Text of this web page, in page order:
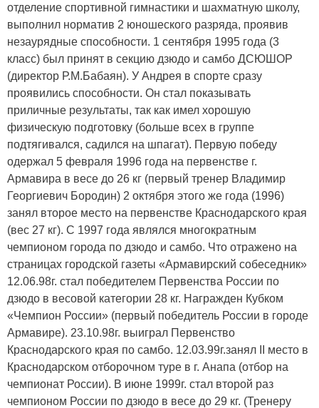
отделение спортивной гимнастики и шахматную школу,
выполнил норматив 2 юношеского разряда, проявив
незаурядные способности. 1 сентября 1995 года (3
класс) был принят в секцию дзюдо и самбо ДСЮШОР
(директор Р.М.Бабаян). У Андрея в спорте сразу
проявились способности. Он стал показывать
приличные результаты, так как имел хорошую
физическую подготовку (больше всех в группе
подтягивался, садился на шпагат). Первую победу
одержал 5 февраля 1996 года на первенстве г.
Армавира в весе до 26 кг (первый тренер Владимир
Георгиевич Бородин) 2 октября этого же года (1996)
занял второе место на первенстве Краснодарского края
(вес 27 кг). С 1997 года являлся многократным
чемпионом города по дзюдо и самбо. Что отражено на
страницах городской газеты «Армавирский собеседник»
12.06.98г. стал победителем Первенства России по
дзюдо в весовой категории 28 кг. Награжден Кубком
«Чемпион России» (первый победитель России в городе
Армавире). 23.10.98г. выиграл Первенство
Краснодарского края по самбо. 12.03.99г.занял II место в
Краснодарском отборочном туре в г. Анапа (отбор на
чемпионат России). В июне 1999г. стал второй раз
чемпионом России по дзюдо в весе до 29 кг. (Тренеру